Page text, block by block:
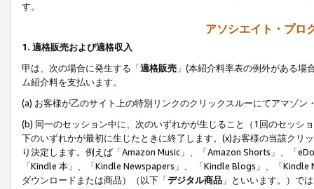
す。
アソシエイト・プロ
1. 適格販売および適格収入
甲は、次の場合に発生する「適格販売 」(本紹介料率表の例外がある
ム紹介料を支払います。
(a) お客様が乙のサイト上の特別リンクのクリックスルーにてアマゾン
(b) 同一のセッション中に、次のいずれかが生じること（1回のセッシ
下のいずれかが最初に生じたときに終了します。(x)お客様の当該ク
り決定します。例えば「Amazon Music」、「Amazon Shorts」、「
「Kindle 本」、「Kindle Newspapers」、 「Kindle Blogs」、「
ダウンロードまたは商品）（以下「デジタル商品 」といいます。）で